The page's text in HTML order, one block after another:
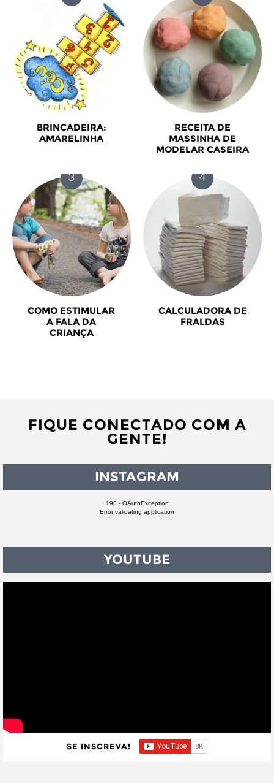
BRINCADEIRA:
AMARELINHA
RECEITA DE
MASSINHA DE
MODELAR CASEIRA
COMO ESTIMULAR
A FALA DA
CRIANÇA
CALCULADORA DE
FRALDAS
FIQUE CONECTADO COM A
GENTE!
INSTAGRAM
190 - OAuthException
Error validating application
YOUTUBE
SE INSCREVA!